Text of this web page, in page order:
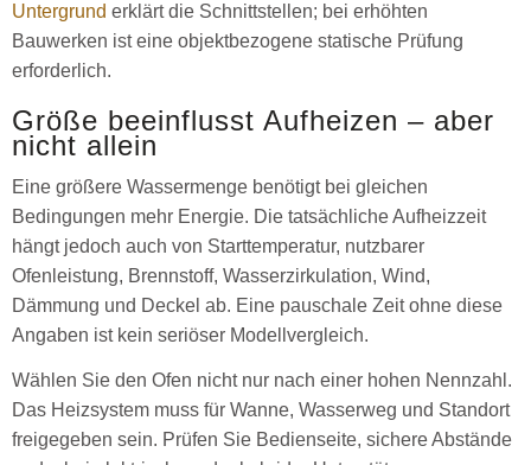
Untergrund erklärt die Schnittstellen; bei erhöhten
Bauwerken ist eine objektbezogene statische Prüfung
erforderlich.
Größe beeinflusst Aufheizen – aber
nicht allein
Eine größere Wassermenge benötigt bei gleichen
Bedingungen mehr Energie. Die tatsächliche Aufheizzeit
hängt jedoch auch von Starttemperatur, nutzbarer
Ofenleistung, Brennstoff, Wasserzirkulation, Wind,
Dämmung und Deckel ab. Eine pauschale Zeit ohne diese
Angaben ist kein seriöser Modellvergleich.
Wählen Sie den Ofen nicht nur nach einer hohen Nennzahl.
Das Heizsystem muss für Wanne, Wasserweg und Standort
freigegeben sein. Prüfen Sie Bedienseite, sichere Abstände